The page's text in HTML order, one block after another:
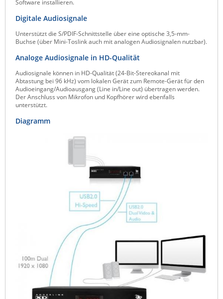
Software installieren.
Digitale Audiosignale
Unterstützt die S/PDIF-Schnittstelle über eine optische 3,5-mm-
Buchse (über Mini-Toslink auch mit analogen Audiosignalen nutzbar).
Analoge Audiosignale in HD-Qualität
Audiosignale können in HD-Qualität (24-Bit-Stereokanal mit
Abtastung bei 96 kHz) vom lokalen Gerät zum Remote-Gerät für den
Audioeingang/Audioausgang (Line in/Line out) übertragen werden.
Der Anschluss von Mikrofon und Kopfhörer wird ebenfalls
unterstützt.
Diagramm